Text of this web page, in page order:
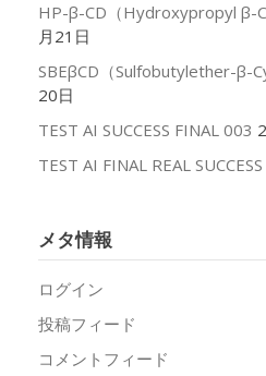
HP-β-CD（Hydroxypropyl β-
月21日
SBEβCD（Sulfobutylether-β-
20日
TEST AI SUCCESS FINAL 003
TEST AI FINAL REAL
メタ情報
ログイン
投稿フィード
コメントフィード